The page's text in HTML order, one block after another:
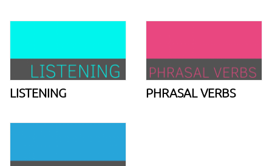
LISTENING PHRASAL VERBS